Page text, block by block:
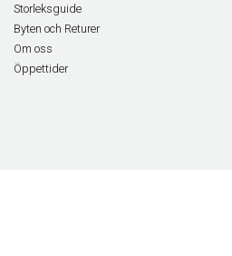
Storleksguide
Byten och Returer
Om oss
Öppettider